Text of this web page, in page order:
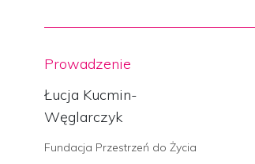
Prowadzenie
Łucja Kucmin-
Węglarczyk
Fundacja Przestrzeń do Życia